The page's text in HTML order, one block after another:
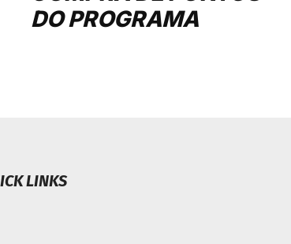
DO PROGRAMA
LINKS